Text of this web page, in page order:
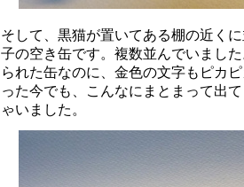
そして、黒猫が置いてある棚の近く
子の空き缶です。複数並んでいまし
られた缶なのに、金色の文字もピカ
った今でも、こんなにまとまって出
ゃいました。